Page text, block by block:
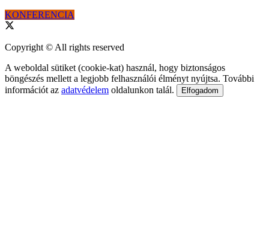
KONFERENCIA
Copyright © All rights reserved
A weboldal sütiket (cookie-kat) használ, hogy biztonságos
böngészés mellett a legjobb felhasználói élményt nyújtsa. További
információt az adatvédelem oldalunkon talál. Elfogadom